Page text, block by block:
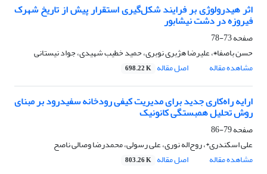
اثر هیدرولوژی بر فرایند شکل‌گیری استقرار پیش از تاریخ شهرک
فیروزه در دشت نیشابور
صفحه73-78
حسن باصفا٭، علیرضا هژبری نوبری، حمید خطیب شهیدی، جواد نیستانی
مشاهده مقاله
اصل مقاله 698.22 K
ارایه راه‌کاری جدید برای مدیریت کیفی رودخانه سفیدرود بر مبنای
روش تحلیل همبستگی کانونیک
صفحه79-86
علی اسکندری*، روح‌اله نوری، علی رسولی، محمدرضا وصالی ناصح
مشاهده مقاله
اصل مقاله 803.26 K